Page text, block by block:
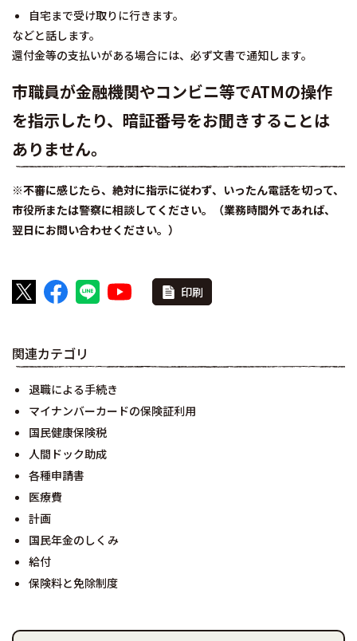
自宅まで受け取りに行きます。
などと話します。
還付金等の支払いがある場合には、必ず文書で通知します。
市職員が金融機関やコンビニ等でATMの操作
を指示したり、暗証番号をお聞きすることは
ありません。
※不審に感じたら、絶対に指示に従わず、いったん電話を切って、
市役所または警察に相談してください。（業務時間外であれば、
翌日にお問い合わせください。）
印刷
関連カテゴリ
退職による手続き
マイナンバーカードの保険証利用
国民健康保険税
人間ドック助成
各種申請書
医療費
計画
国民年金のしくみ
給付
保険料と免除制度